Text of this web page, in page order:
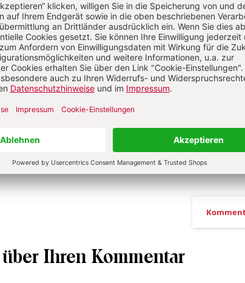
Ozeane S. 22 Natur und Umwelt
EINE WASSERLUPE GESTALTEN Von Betty Scheid
TAMMYSDIARIES Von Tamara Pütz
Ihren Kommentar